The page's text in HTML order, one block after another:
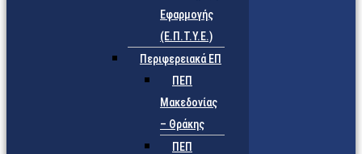
Εφαρμογής
(Ε.Π.Τ.Υ.Ε.)
Περιφερειακά ΕΠ
ΠΕΠ
Μακεδονίας
– Θράκης
ΠΕΠ